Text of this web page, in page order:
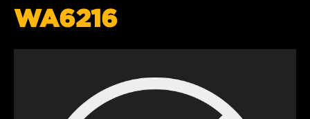
WA6216